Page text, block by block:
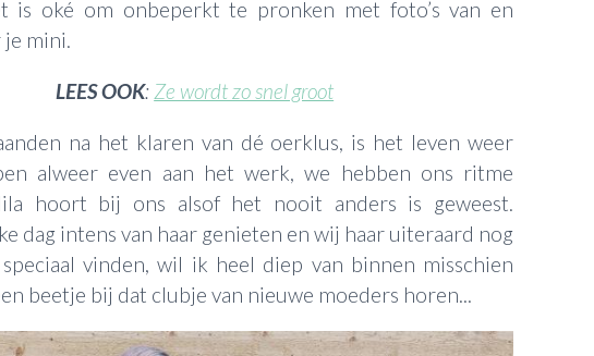
is oké om onbeperkt te pronken met foto’s van en
mini.
LEES OOK: Ze wordt zo snel groot
na het klaren van dé oerklus, is het leven weer
alweer even aan het werk, we hebben ons ritme
hoort bij ons alsof het nooit anders is geweest.
dag intens van haar genieten en wij haar uiteraard nog
vinden, wil ik heel diep van binnen misschien
beetje bij dat clubje van nieuwe moeders horen...